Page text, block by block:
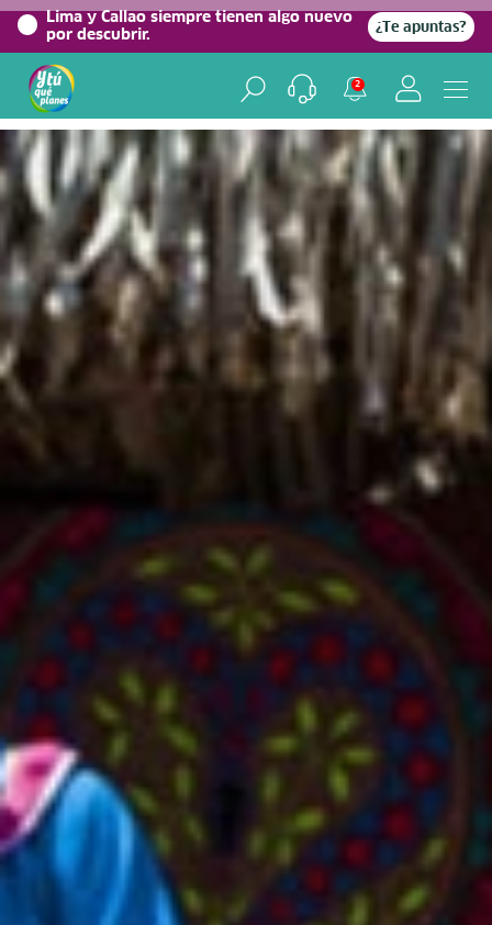
Lima y Callao siempre tienen algo nuevo
por descubrir.
¿Te apuntas?
2
Home/Blog viajero